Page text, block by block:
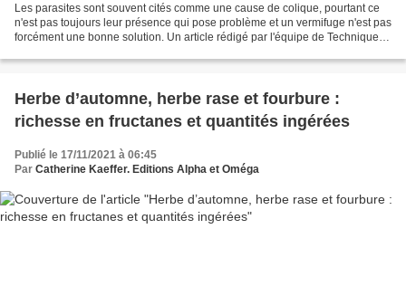
Les parasites sont souvent cités comme une cause de colique, pourtant ce
n'est pas toujours leur présence qui pose problème et un vermifuge n'est pas
forcément une bonne solution. Un article rédigé par l'équipe de Techniques
Herbe d’automne, herbe rase et fourbure :
richesse en fructanes et quantités ingérées
Publié le 17/11/2021 à 06:45
Par Catherine Kaeffer. Editions Alpha et Oméga